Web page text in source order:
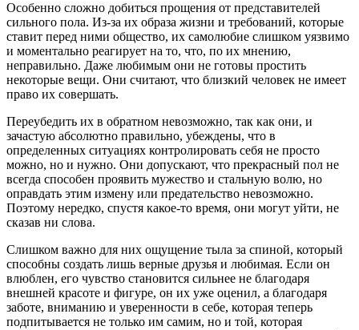
Особенно сложно добиться прощения от представителей
сильного пола. Из-за их образа жизни и требований, которые
ставит перед ними общество, их самолюбие слишком уязвимо
и моментально реагирует на то, что, по их мнению,
неправильно. Даже любимым они не готовы простить
некоторые вещи. Они считают, что близкий человек не имеет
право их совершать.
Переубедить их в обратном невозможно, так как они, и
зачастую абсолютно правильно, убеждены, что в
определенных ситуациях контролировать себя не просто
можно, но и нужно. Они допускают, что прекрасный пол не
всегда способен проявить мужество и стальную волю, но
оправдать этим измену или предательство невозможно.
Поэтому нередко, спустя какое-то время, они могут уйти, не
сказав ни слова.
Слишком важно для них ощущение тыла за спиной, который
способны создать лишь верные друзья и любимая. Если он
влюблен, его чувство становится сильнее не благодаря
внешней красоте и фигуре, он их уже оценил, а благодаря
заботе, вниманию и уверенности в себе, которая теперь
подпитывается не только им самим, но и той, которая